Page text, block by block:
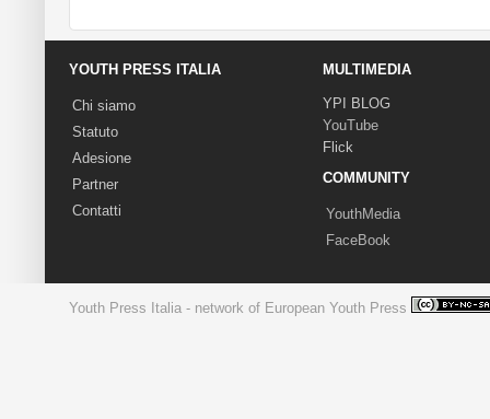
YOUTH PRESS ITALIA
Chi siamo
Statuto
Adesione
Partner
Contatti
MULTIMEDIA
YPI BLOG
YouTube
Flick
COMMUNITY
YouthMedia
FaceBook
Youth Press Italia - network of European Youth Press